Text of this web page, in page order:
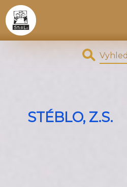
STÉBLO, Z.S.